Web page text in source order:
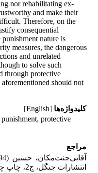
nor rehabilitating ex-
and make their
Therefore, on the
consequential
nature is
measures, the dangerous
and unrelated
to solve such
through protective
should not
کلیدواژه‌ها [English]
protective
مراجع
آقایی‌جنت‌مکان، حسین (1394).
انتشارات جنگل، ج2، چاپ چهارم.